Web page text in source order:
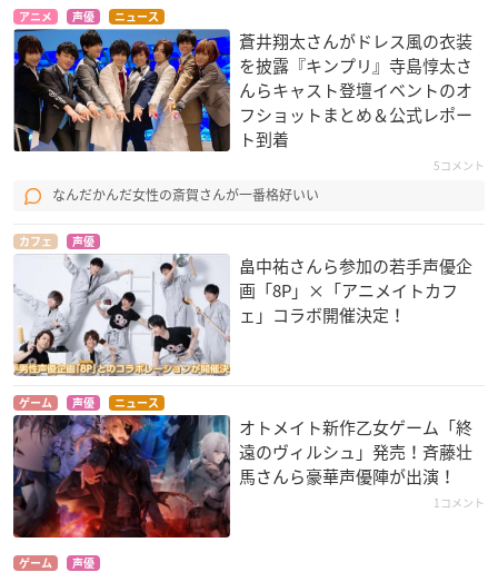
アニメ 声優 ニュース
蒼井翔太さんがドレス風の衣装
を披露『キンプリ』寺島惇太さ
んらキャスト登壇イベントのオ
フショットまとめ＆公式レポー
ト到着
5コメント
なんだかんだ女性の斎賀さんが一番格好いい
カフェ 声優
畠中祐さんら参加の若手声優企
画「8P」×「アニメイトカフ
ェ」コラボ開催決定！
ゲーム 声優 ニュース
オトメイト新作乙女ゲーム「終
遠のヴィルシュ」発売！斉藤壮
馬さんら豪華声優陣が出演！
1コメント
ゲーム 声優